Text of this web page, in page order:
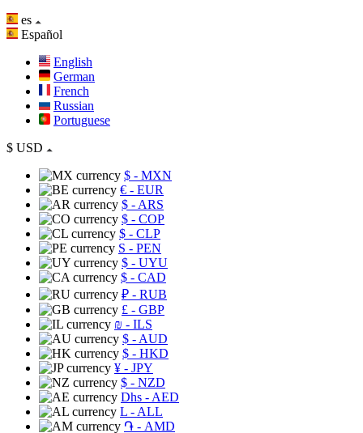
es
Español
English
German
French
Russian
Portuguese
$ USD
$ - MXN
€ - EUR
$ - ARS
$ - COP
$ - CLP
S - PEN
$ - UYU
$ - CAD
₽ - RUB
£ - GBP
₪ - ILS
$ - AUD
$ - HKD
¥ - JPY
$ - NZD
Dhs - AED
L - ALL
֏ - AMD